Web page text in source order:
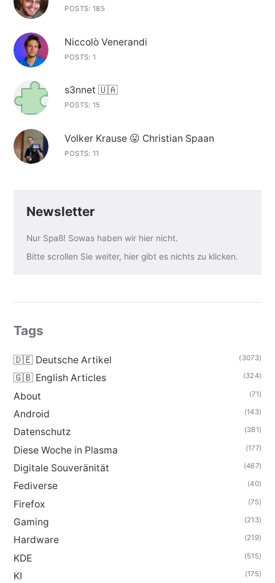
POSTS: 185
Niccolò Venerandi
POSTS: 1
s3nnet 🇺🇦
POSTS: 15
Volker Krause 😛 Christian Spaan
POSTS: 11
Newsletter
Nur Spaß! Sowas haben wir hier nicht.
Bitte scrollen Sie weiter, hier gibt es nichts zu klicken.
Tags
🇩🇪 Deutsche Artikel (3073)
🇬🇧 English Articles (324)
About (71)
Android (143)
Datenschutz (381)
Diese Woche in Plasma (177)
Digitale Souveränität (467)
Fediverse (40)
Firefox (75)
Gaming (213)
Hardware (219)
KDE (515)
KI (175)